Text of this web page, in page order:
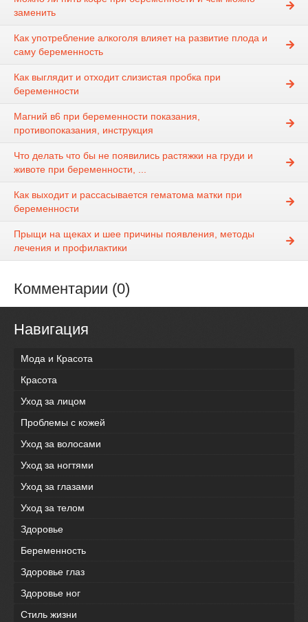
заменить
Как употребление алкоголя влияет на развитие плода и
саму беременность
Как выглядит и отходит слизистая пробка при
беременности
Магний в6 при беременности показания,
противопоказания, инструкция
Что делать что бы не появились растяжки на груди и
животе при беременности, ...
Как выходит и рассасывается гематома матки при
беременности
Прыщи на щеках и шее причины появления, методы
лечения и профилактики
Комментарии (0)
Навигация
Мода и Красота
Красота
Уход за лицом
Проблемы с кожей
Уход за волосами
Уход за ногтями
Уход за глазами
Уход за телом
Здоровье
Беременность
Здоровье глаз
Здоровье ног
Стиль жизни